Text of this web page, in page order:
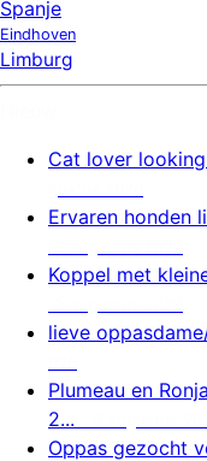
Spanje
Eindhoven
Limburg
Cat lover
Ervaren honden
Koppel met
lieve
Plumeau en
2...
Oppas gezocht